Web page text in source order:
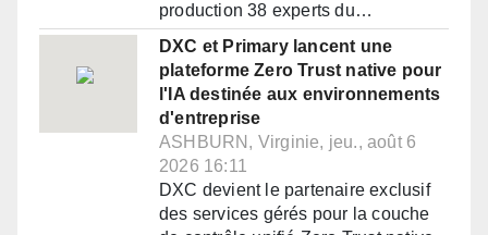
production 38 experts du…
DXC et Primary lancent une
plateforme Zero Trust native pour
l'IA destinée aux environnements
d'entreprise
ASHBURN, Virginie, jeu., août 6
2026 16:11
DXC devient le partenaire exclusif
des services gérés pour la couche